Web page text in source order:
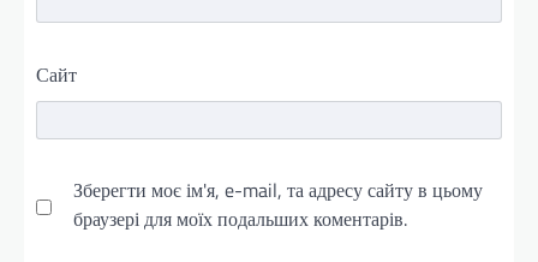
Сайт
Зберегти моє ім'я, e-mail, та адресу сайту в цьому
браузері для моїх подальших коментарів.